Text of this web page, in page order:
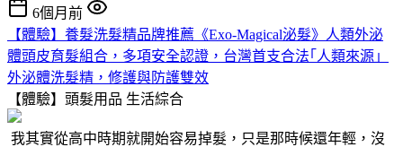
6個月前
【體驗】養髮洗髮精品牌推薦《Exo-Magical泌髮》人類外泌
體頭皮育髮組合，多項安全認證，台灣首支合法｢人類來源」
外泌體洗髮精，修護與防護雙效
【體驗】頭髮用品 生活綜合
我其實從高中時期就開始容易掉髮，只是那時候還年輕，沒